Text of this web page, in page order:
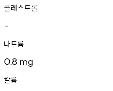
콜레스트롤
-
나트륨
0.8 mg
칼륨